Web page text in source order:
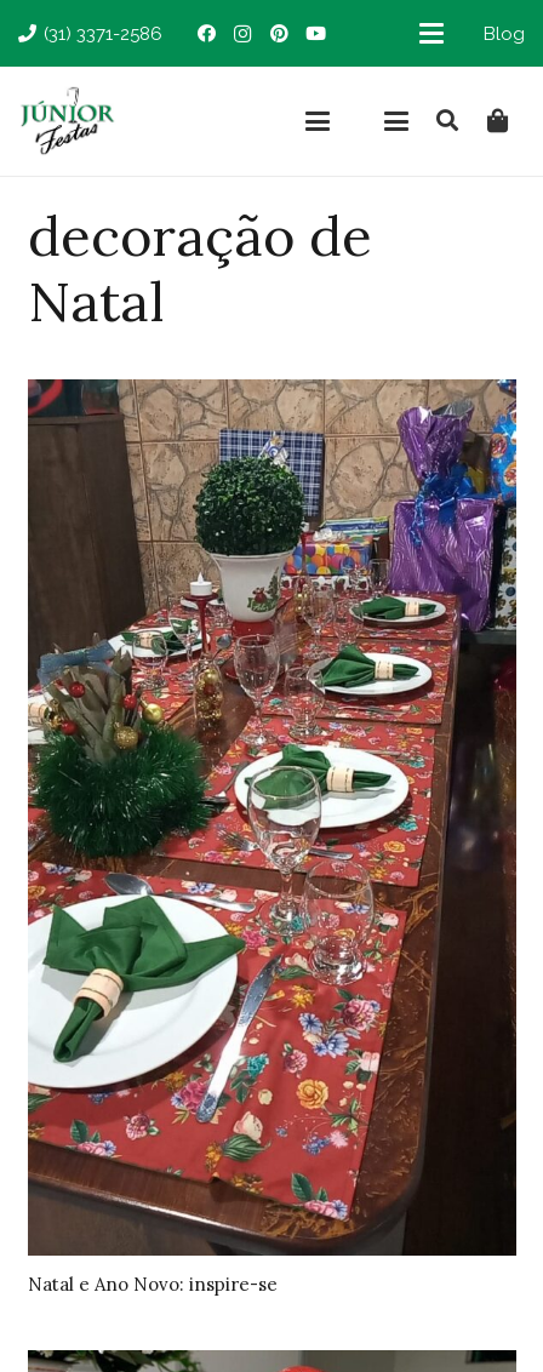
(31) 3371-2586 Blog
decoração de
Natal
Natal e Ano Novo: inspire-se